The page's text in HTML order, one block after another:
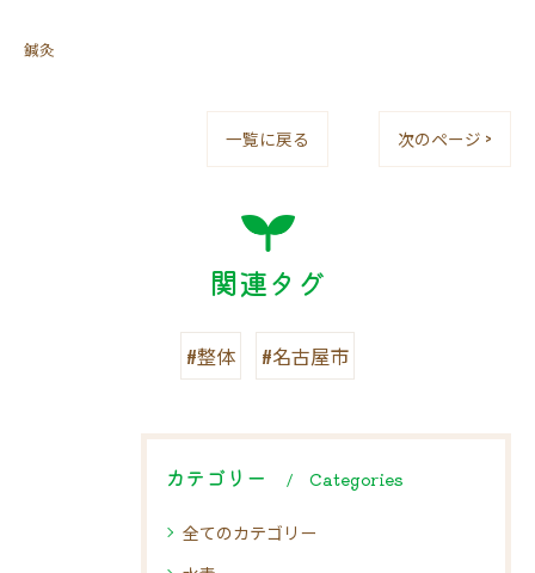
鍼灸
一覧に戻る 次のページ >
関連タグ
#整体 #名古屋市
カテゴリー Categories
全てのカテゴリー